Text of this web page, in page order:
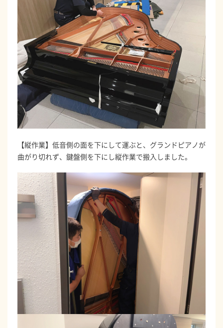
【縦作業】低音側の面を下にして運ぶと、グランドピアノが
曲がり切れず、鍵盤側を下にし縦作業で搬入しました。